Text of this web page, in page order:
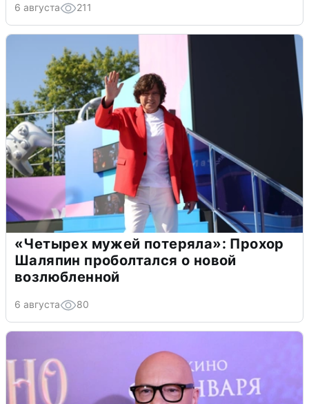
6 августа 211
«Четырех мужей потеряла»: Прохор
Шаляпин проболтался о новой
возлюбленной
6 августа 80